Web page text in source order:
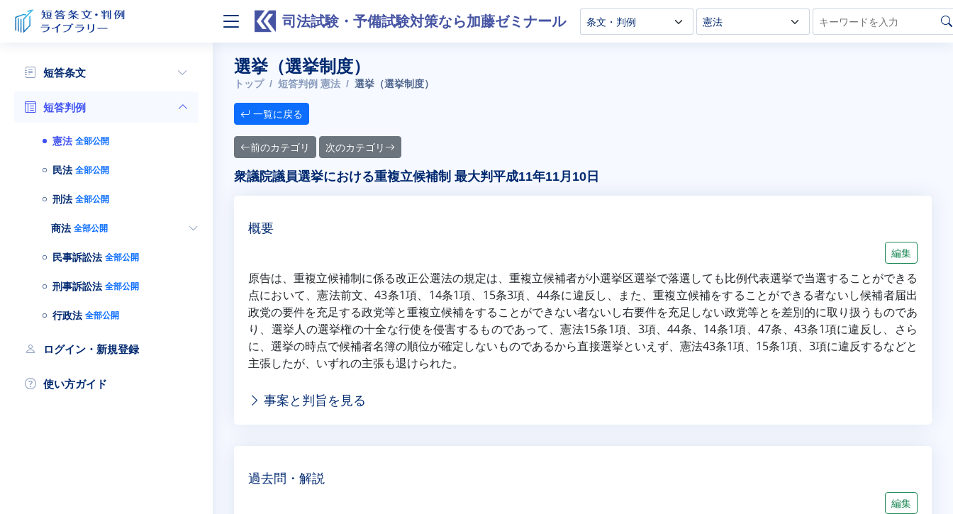
司法試験・予備試験対策なら加藤ゼミナール
短答条文
短答判例
憲法 全部公開
民法 全部公開
刑法 全部公開
商法 全部公開
民事訴訟法 全部公開
刑事訴訟法 全部公開
行政法 全部公開
ログイン・新規登録
使い方ガイド
選挙（選挙制度）
トップ 短答判例 憲法 選挙（選挙制度）
一覧に戻る
前のカテゴリ 次のカテゴリ
衆議院議員選挙における重複立候補制 最大判平成11年11月10日
概要
編集
原告は、重複立候補制に係る改正公選法の規定は、重複立候補者が小選挙区選挙で落選しても比例代表選挙で当選することができる
点において、憲法前文、43条1項、14条1項、15条3項、44条に違反し、また、重複立候補をすることができる者ないし候補者届出
政党の要件を充足する政党等と重複立候補をすることができない者ないし右要件を充足しない政党等とを差別的に取り扱うものであ
り、選挙人の選挙権の十全な行使を侵害するものであって、憲法15条1項、3項、44条、14条1項、47条、43条1項に違反し、さら
に、選挙の時点で候補者名簿の順位が確定しないものであるから直接選挙といえず、憲法43条1項、15条1項、3項に違反するなどと
主張したが、いずれの主張も退けられた。
事案と判旨を見る
過去問・解説
編集